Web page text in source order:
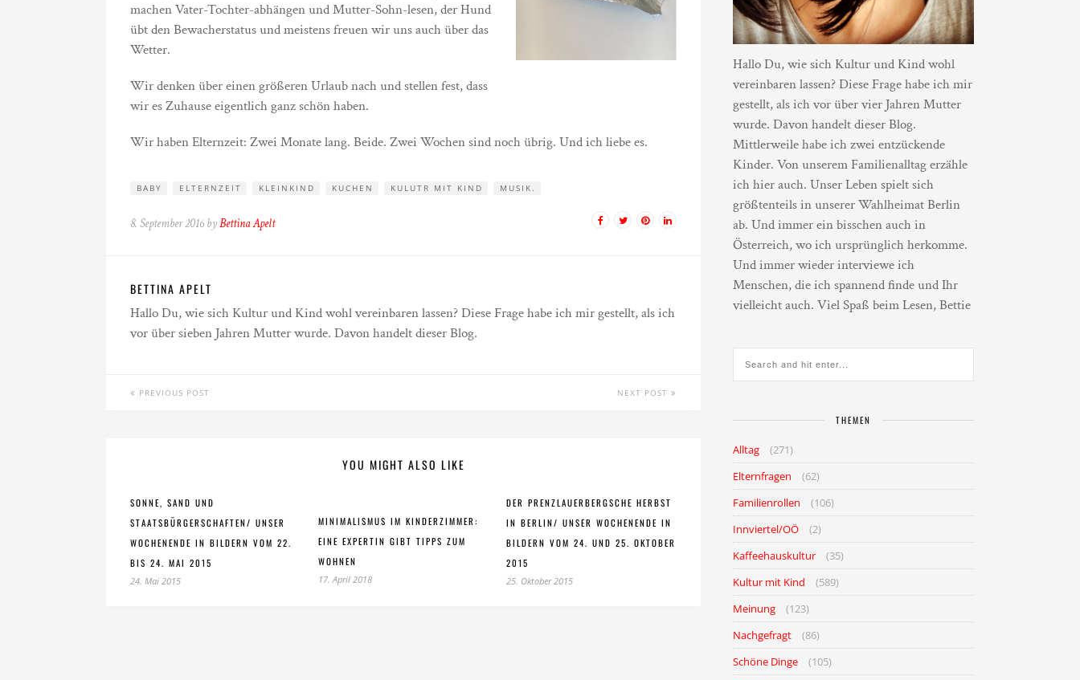
machen Vater-Tochter-abhängen und Mutter-Sohn-lesen, der Hund
übt den Bewacherstatus und meistens freuen wir uns auch über das
Wetter.
Wir denken über einen größeren Urlaub nach und stellen fest, dass
wir es Zuhause eigentlich ganz schön haben.
Wir haben Elternzeit: Zwei Monate lang. Beide. Zwei Wochen sind noch übrig. Und ich liebe es.
BABY ELTERNZEIT KLEINKIND KUCHEN KULUTR MIT KIND MUSIK.
8. September 2016 byBettina Apelt
BETTINA APELT
Hallo Du, wie sich Kultur und Kind wohl vereinbaren lassen? Diese Frage habe ich mir gestellt, als ich
vor über sieben Jahren Mutter wurde. Davon handelt dieser Blog.
PREVIOUS POST NEXT POST
YOU MIGHT ALSO LIKE
SONNE, SAND UND
STAATSBÜRGERSCHAFTEN/ UNSER
WOCHENENDE IN BILDERN VOM 22.
BIS 24. MAI 2015
24. Mai 2015
MINIMALISMUS IM KINDERZIMMER:
EINE EXPERTIN GIBT TIPPS ZUM
WOHNEN
17. April 2018
DER PRENZLAUERBERGSCHE HERBST
IN BERLIN/ UNSER WOCHENENDE IN
BILDERN VOM 24. UND 25. OKTOBER
2015
25. Oktober 2015
Hallo Du, wie sich Kultur und Kind wohl
vereinbaren lassen? Diese Frage habe ich mir
gestellt, als ich vor über vier Jahren Mutter
wurde. Davon handelt dieser Blog.
Mittlerweile habe ich zwei entzückende
Kinder. Von unserem Familienalltag erzähle
ich hier auch. Unser Leben spielt sich
größtenteils in unserer Wahlheimat Berlin
ab. Und immer ein bisschen auch in
Österreich, wo ich ursprünglich herkomme.
Und immer wieder interviewe ich
Menschen, die ich spannend finde und Ihr
vielleicht auch. Viel Spaß beim Lesen, Bettie
THEMEN
Alltag
(271)
Elternfragen
(62)
Familienrollen
(106)
Innviertel/OÖ
(2)
Kaffeehauskultur
(35)
Kultur mit Kind
(589)
Meinung
(123)
Nachgefragt
(86)
Schöne Dinge
(105)